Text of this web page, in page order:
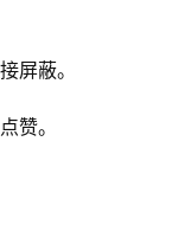
屏蔽。
赞。